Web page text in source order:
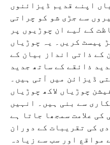
اپنے قدیم ڈیزائنوں
سے جڑی شو کو چراتی
کے لیے ان چوڑیوں پر
پیسٹ کریں۔ یہ چوڑیاں
کے ذاتی انداز بیان کے
ذائقے کے ساتھ جدید
ڈیزائن میں آتی ہیں۔
چوڑیاں لاکھ چوڑیاں
سے بنی ہیں۔ انہیں
کی علامت سمجھا جاتا ہے
کی تقریبات کے دوران
مواقع اور سب سے زیادہ